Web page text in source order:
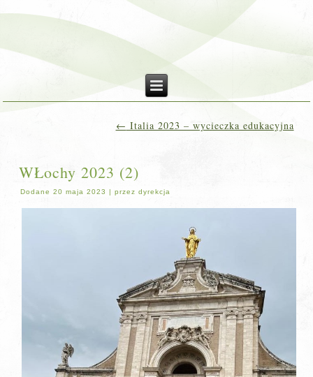
← Italia 2023 – wycieczka edukacyjna
WŁochy 2023 (2)
Dodane 20 maja 2023 |przez dyrekcja